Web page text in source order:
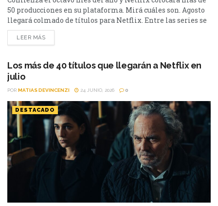
50 producciones en su plataforma. Mirá cuáles son. Agosto
llegará colmado de títulos para Netflix. Entre las series se
destacan: Moria y la segunda parte de Cien Años de
Soledad, además de Toda la verdad de mis mentiras. Como
de...
LEER MÁS
Los más de 40 títulos que llegarán a Netflix en
julio
POR MATIAS DEVINCENZI 24 JUNIO, 2026 0
DESTACADO